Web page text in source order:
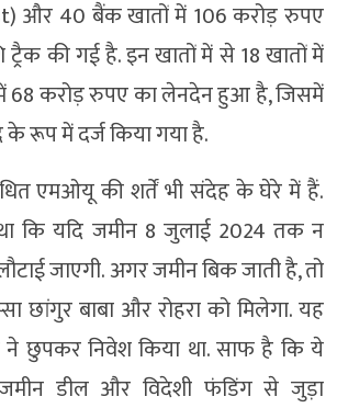
और 40 बैंक खातों में 106 करोड़ रुपए
ट्रैक की गई है. इन खातों में से 18 खातों में
68 करोड़ रुपए का लेनदेन हुआ है, जिसमें
रूप में दर्ज किया गया है.
एमओयू की शर्तें भी संदेह के घेरे में हैं.
कि यदि जमीन 8 जुलाई 2024 तक न
जाएगी. अगर जमीन बिक जाती है, तो
छांगुर बाबा और रोहरा को मिलेगा. यह
ने छुपकर निवेश किया था. साफ है कि ये
डील और विदेशी फंडिंग से जुड़ा